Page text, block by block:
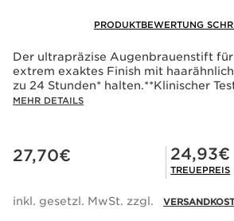
PRODUKTBEWERTUNG
Der ultrapräzise Augenbrauenstift
extrem exaktes Finish mit
zu 24 Stunden* halten.**Klinischer
MEHR DETAILS
Aktueller Preis 27,70€
27,70€ Mitgliederpreis 24,93€
24,93€
TREUEPREIS
inkl. gesetzl. MwSt. zzgl.